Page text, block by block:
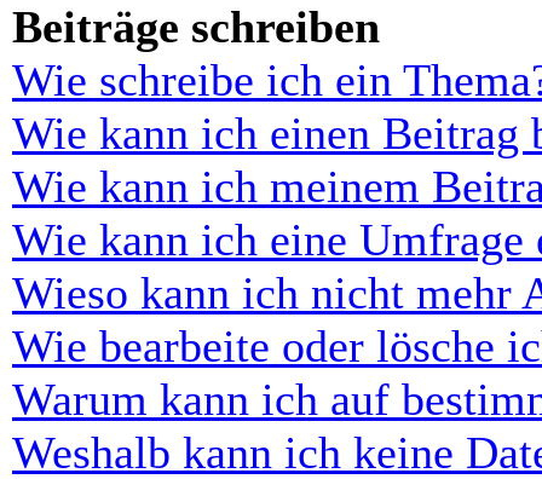
Beiträge schreiben
Wie schreibe ich ein
Wie kann ich einen Beitrag
Wie kann ich meinem
Wie kann ich eine Umfrage
Wieso kann ich nicht mehr
Wie bearbeite oder lösche
Warum kann ich auf
Weshalb kann ich keine